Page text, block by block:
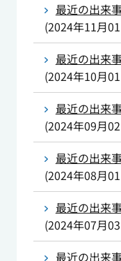
最近の出来
(2024年11月
最近の出来
(2024年10月
最近の出来
(2024年09月
最近の出来
(2024年08月
最近の出来
(2024年07月
最近の出来